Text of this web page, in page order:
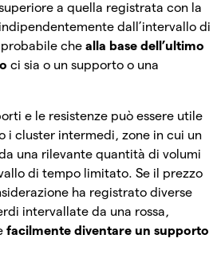
a quella registrata con la
dall’intervallo di
che alla base dell’ultimo
ci sia o un supporto o una
e le resistenze può essere utile
i cluster intermedi, zone in cui un
una rilevante quantità di volumi
di tempo limitato. Se il prezzo
ha registrato diverse
intervallate da una rossa,
facilmente diventare un supporto